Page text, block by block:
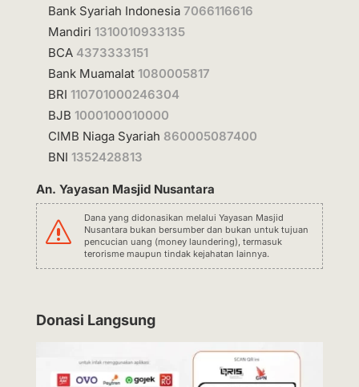
Bank Syariah Indonesia 7066116616
Mandiri 1310010933135
BCA 4373333151
Bank Muamalat 1080005817
BRI 110701000246304
BJB 1000100010000
CIMB Niaga Syariah 860005087400
BNI 1352428813
An. Yayasan Masjid Nusantara
s
Dana yang didonasikan melalui Yayasan Masjid
Nusantara bukan bersumber dan bukan untuk tujuan
pencucian uang (money laundering), termasuk
terorisme maupun tindak kejahatan lainnya.
Donasi Langsung